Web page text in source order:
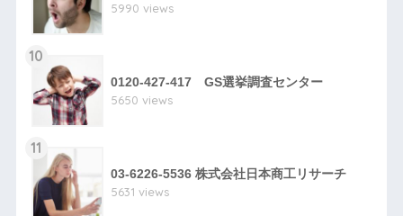
5990 views
10
0120-427-417 GS選挙調査センター
5650 views
11
03-6226-5536 株式会社日本商工リサーチ
5631 views